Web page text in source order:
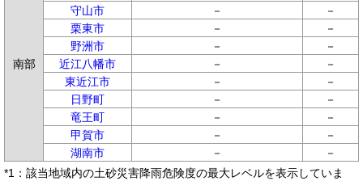
南部
守山市
－
－
栗東市
－
－
野洲市
－
－
近江八幡市
－
－
東近江市
－
－
日野町
－
－
竜王町
－
－
甲賀市
－
－
湖南市
－
－
*1：該当地域内の土砂災害降雨危険度の最大レベルを表示していま